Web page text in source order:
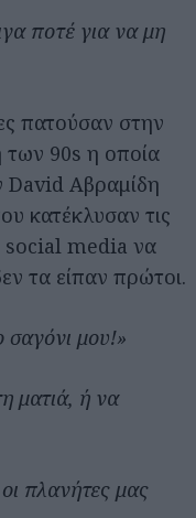
ποτέ για να μη
πατούσαν στην
των 90s η οποία
David Aβραμίδη
κατέκλυσαν τις
social media να
τα είπαν πρώτοι.
σαγόνι μου!»
ματιά, ή να
οι πλανήτες μας